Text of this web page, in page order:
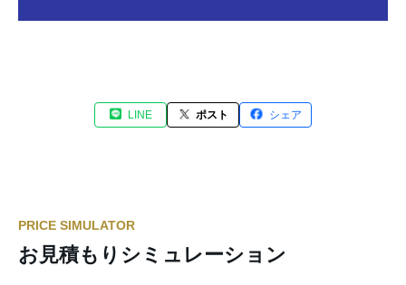
LINE ポスト シェア
PRICE SIMULATOR
お見積もりシミュレーション